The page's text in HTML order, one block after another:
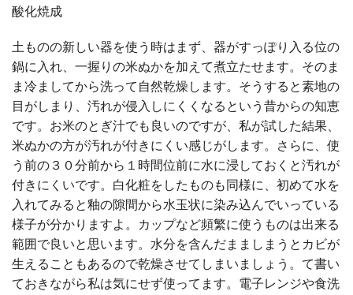
酸化焼成
土ものの新しい器を使う時はまず、器がすっぽり入る位の
鍋に入れ、一握りの米ぬかを加えて煮立たせます。そのま
ま冷ましてから洗って自然乾燥します。そうすると素地の
目がしまり、汚れが侵入しにくくなるという昔からの知恵
です。お米のとぎ汁でも良いのですが、私が試した結果、
米ぬかの方が汚れが付きにくい感じがします。さらに、使
う前の３０分前から１時間位前に水に浸しておくと汚れが
付きにくいです。白化粧をしたものも同様に、初めて水を
入れてみると釉の隙間から水玉状に染み込んでいっている
様子が分かりますよ。カップなど頻繁に使うものは出来る
範囲で良いと思います。水分を含んだまましまうとカビが
生えることもあるので乾燥させてしまいましょう。て書い
ておきながら私は気にせず使ってます。電子レンジや食洗